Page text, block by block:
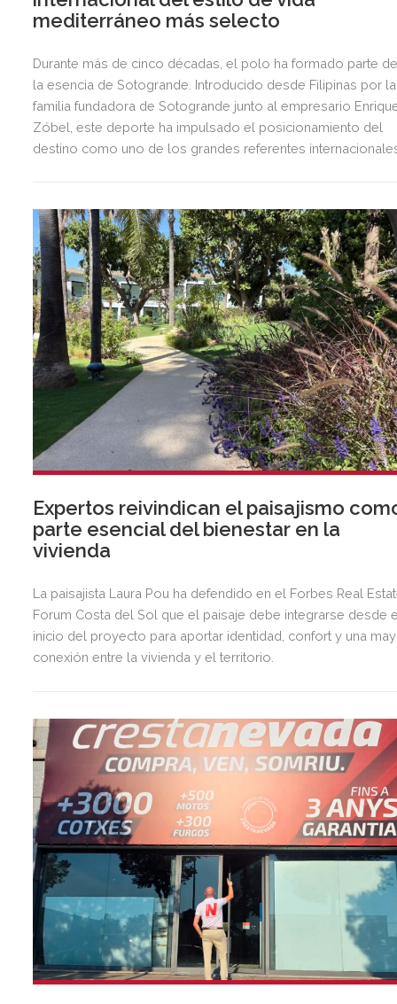
mediterráneo más selecto
Durante más de cinco décadas, el polo ha formado parte
la esencia de Sotogrande. Introducido desde Filipinas por la
familia fundadora de Sotogrande junto al empresario
Zóbel, este deporte ha impulsado el posicionamiento del
destino como uno de los grandes referentes
exclusiva agenda social.
Expertos reivindican el paisajismo
parte esencial del bienestar en la
vivienda
La paisajista Laura Pou ha defendido en el Forbes Real
Forum Costa del Sol que el paisaje debe integrarse desde
inicio del proyecto para aportar identidad, confort y una
conexión entre la vivienda y el territorio.